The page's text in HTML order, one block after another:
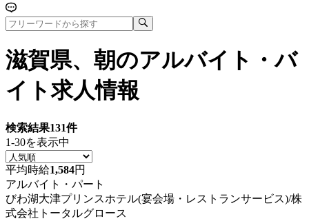
滋賀県、朝のアルバイト・バ
イト求人情報
検索結果131件
1-30を表示中
平均時給1,584円
アルバイト・パート
びわ湖大津プリンスホテル(宴会場・レストランサービス)/株
式会社トータルグロース